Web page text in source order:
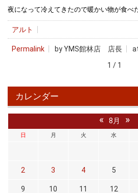
夜になって冷えてきたので暖かい物が食べ
アルト
Permalink by YMS館林店 店長
1 / 1
カレンダー
« 8月 »
日 月 火 水
2 3 4 5
9 10 11 12